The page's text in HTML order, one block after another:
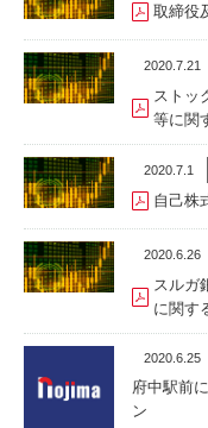
取締役
2020.7.21
ストッ
等に関
2020.7.1
自己株
2020.6.26
スルガ
に関す
2020.6.25
府中駅前
ン